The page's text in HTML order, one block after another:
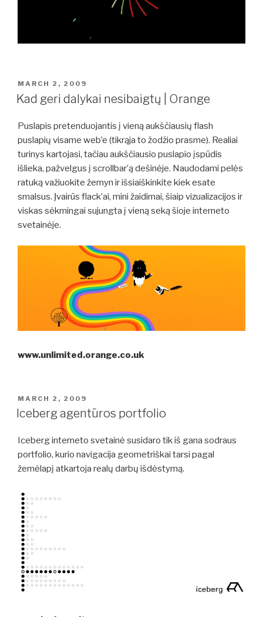
POSTED
ON
MARCH 2, 2009
Kad geri dalykai nesibaigtų | Orange
Puslapis pretenduojantis į vieną aukščiausių flash
puslapių visame web’e (tikrąja to žodžio prasme). Realiai
turinys kartojasi, tačiau aukščiausio puslapio įspūdis
išlieka, pažvelgus į scrollbar’ą dešinėje. Naudodami pelės
ratuką važiuokite žemyn ir išsiaiškinkite kiek esate
smalsus. Įvairūs flack’ai, mini žaidimai, šiaip vizualizacijos ir
viskas sėkmingai sujungta į vieną seką šioje interneto
svetainėje.
www.unlimited.orange.co.uk
POSTED
ON
MARCH 2, 2009
Iceberg agentūros portfolio
Iceberg interneto svetainė susidaro tik iš gana sodraus
portfolio, kurio navigacija geometriškai tarsi pagal
žemėlapį atkartoja realų darbų išdėstymą.